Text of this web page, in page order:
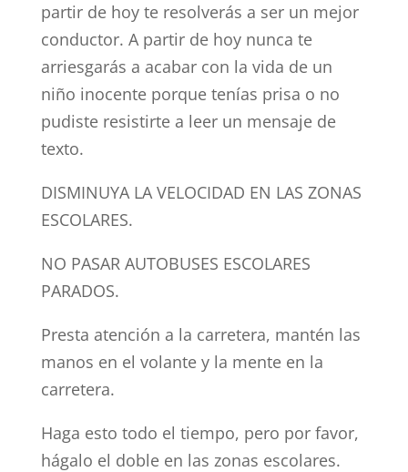
partir de hoy te resolverás a ser un mejor
conductor. A partir de hoy nunca te
arriesgarás a acabar con la vida de un
niño inocente porque tenías prisa o no
pudiste resistirte a leer un mensaje de
texto.
DISMINUYA LA VELOCIDAD EN LAS ZONAS
ESCOLARES.
NO PASAR AUTOBUSES ESCOLARES
PARADOS.
Presta atención a la carretera, mantén las
manos en el volante y la mente en la
carretera.
Haga esto todo el tiempo, pero por favor,
hágalo el doble en las zonas escolares.